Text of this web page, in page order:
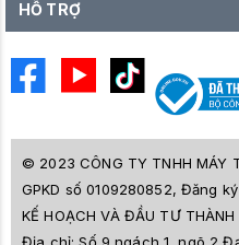
HỖ TRỢ
© 2023 CÔNG TY TNHH MÁY
GPKD số 0109280852, Đăng
KẾ HOẠCH VÀ ĐẦU TƯ THÀNH